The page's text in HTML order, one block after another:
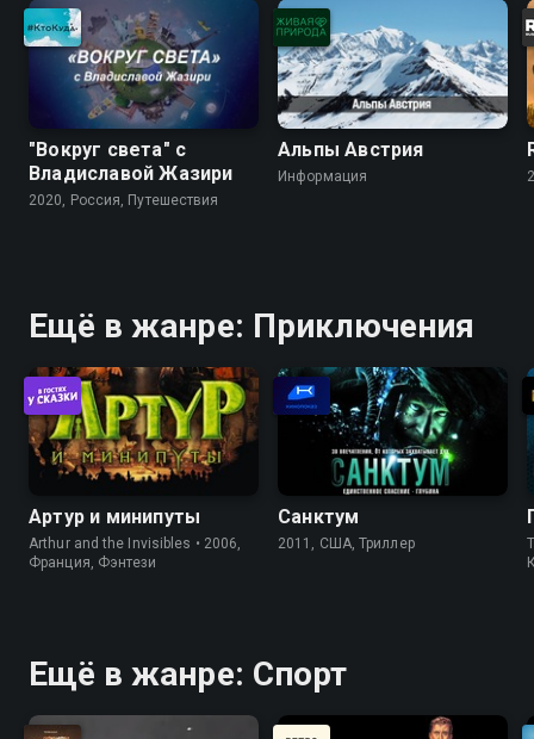
"Вокруг света" с
Владиславой Жазири
2020, Россия, Путешествия
Альпы Австрия
Информация
Ещё в жанре: Приключения
Артур и минипуты
Arthur and the Invisibles • 2006,
Франция, Фэнтези
Санктум
2011, США, Триллер
Ещё в жанре: Спорт